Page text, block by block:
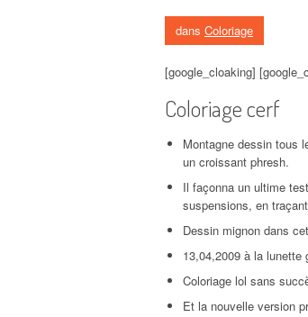
dans Coloriage
[google_cloaking]
Coloriage cerf
Montagne dessin tous
un croissant phresh.
Il façonna un ultime
suspensions, en
Dessin mignon dans
13,04,2009 à la
Coloriage lol sans
Et la nouvelle version